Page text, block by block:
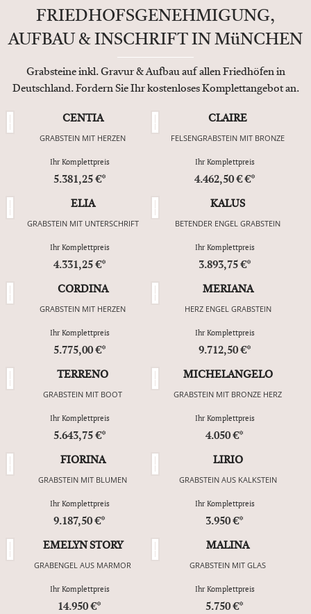
FRIEDHOFSGENEHMIGUNG,
AUFBAU & INSCHRIFT IN MüNCHEN
Grabsteine inkl. Gravur & Aufbau auf allen Friedhöfen in
Deutschland. Fordern Sie Ihr kostenloses Komplettangebot an.
CENTIA
GRABSTEIN MIT HERZEN
Ihr Komplettpreis
5.381,25 €*
CLAIRE
FELSENGRABSTEIN MIT BRONZE
Ihr Komplettpreis
4.462,50 € €*
ELIA
GRABSTEIN MIT UNTERSCHRIFT
Ihr Komplettpreis
4.331,25 €*
KALUS
BETENDER ENGEL GRABSTEIN
Ihr Komplettpreis
3.893,75 €*
CORDINA
GRABSTEIN MIT HERZEN
Ihr Komplettpreis
5.775,00 €*
MERIANA
HERZ ENGEL GRABSTEIN
Ihr Komplettpreis
9.712,50 €*
TERRENO
GRABSTEIN MIT BOOT
Ihr Komplettpreis
5.643,75 €*
MICHELANGELO
GRABSTEIN MIT BRONZE HERZ
Ihr Komplettpreis
4.050 €*
FIORINA
GRABSTEIN MIT BLUMEN
Ihr Komplettpreis
9.187,50 €*
LIRIO
GRABSTEIN AUS KALKSTEIN
Ihr Komplettpreis
3.950 €*
EMELYN STORY
GRABENGEL AUS MARMOR
Ihr Komplettpreis
14.950 €*
MALINA
GRABSTEIN MIT GLAS
Ihr Komplettpreis
5.750 €*